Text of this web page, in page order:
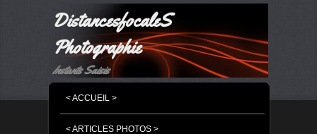
DistancesfocaleS
Photographie
Instants Saisis
MASQUER LA NAVIGATION PRINCIPALE
MASQUER LA NAVIGATION SECONDAIRE
< ACCUEIL >
< ARTICLES PHOTOS >